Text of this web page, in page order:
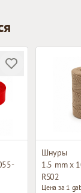
Шнуры
1.5 mm x
RS02
Цена за 1